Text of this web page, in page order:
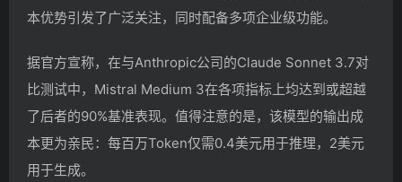
本优势引发了广泛关注，同时配备多项企业级功能。
据官方宣称，在与Anthropic公司的Claude Sonnet 3.7对
比测试中，Mistral Medium 3在各项指标上均达到或超越
了后者的90%基准表现。值得注意的是，该模型的输出成
本更为亲民：每百万Token仅需0.4美元用于推理，2美元
用于生成。